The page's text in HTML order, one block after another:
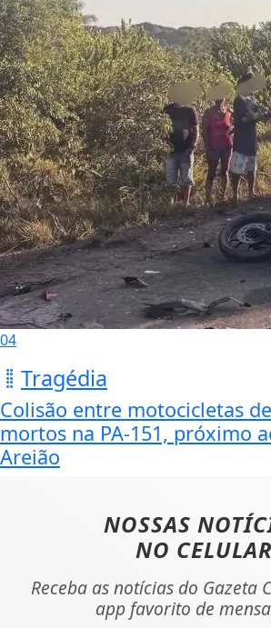
04
Tragédia
Colisão entre motocicletas
mortos na PA-151, próximo
Areião
NOSSAS
NO CELULAR
Receba as notícias do Gazeta
app favorito de